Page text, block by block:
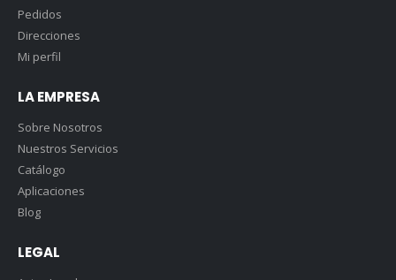
Pedidos
Direcciones
Mi perfil
LA EMPRESA
Sobre Nosotros
Nuestros Servicios
Catálogo
Aplicaciones
Blog
LEGAL